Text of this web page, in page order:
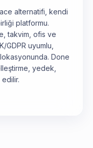
alternatifi, kendi
platformu.
takvim, ofis ve
uyumlu,
Done
yedek,